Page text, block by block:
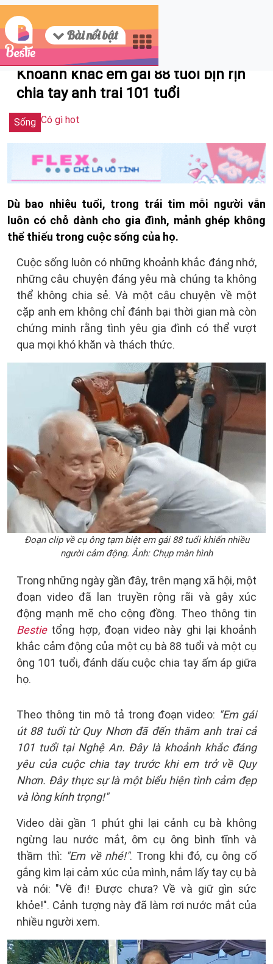
Bài nổi bật
10/11/2023 15:34
Khoảnh khắc em gái 88 tuổi bịn rịn
chia tay anh trai 101 tuổi
Sống Có gì hot
Dù bao nhiêu tuổi, trong trái tim mỗi người vẫn
luôn có chỗ dành cho gia đình, mảnh ghép không
thể thiếu trong cuộc sống của họ.
Cuộc sống luôn có những khoảnh khắc đáng nhớ,
những câu chuyện đáng yêu mà chúng ta không
thể không chia sẻ. Và một câu chuyện về một
cặp anh em không chỉ đánh bại thời gian mà còn
chứng minh rằng tình yêu gia đình có thể vượt
qua mọi khó khăn và thách thức.
Đoạn clip về cụ ông tạm biệt em gái 88 tuổi khiến nhiều
người cảm động. Ảnh: Chụp màn hình
Trong những ngày gần đây, trên mạng xã hội, một
đoạn video đã lan truyền rộng rãi và gây xúc
động mạnh mẽ cho cộng đồng. Theo thông tin
Bestietổng hợp, đoạn video này ghi lại khoảnh
khắc cảm động của một cụ bà 88 tuổi và một cụ
ông 101 tuổi, đánh dấu cuộc chia tay ấm áp giữa
họ.
Theo thông tin mô tả trong đoạn video: "Em gái
út 88 tuổi từ Quy Nhơn đã đến thăm anh trai cả
101 tuổi tại Nghệ An. Đây là khoảnh khắc đáng
yêu của cuộc chia tay trước khi em trở về Quy
Nhơn. Đây thực sự là một biểu hiện tình cảm đẹp
và lòng kính trọng!"
Video dài gần 1 phút ghi lại cảnh cụ bà không
ngừng lau nước mắt, ôm cụ ông bình tĩnh và
thầm thì: "Em về nhé!". Trong khi đó, cụ ông cố
gắng kìm lại cảm xúc của mình, nắm lấy tay cụ bà
và nói: "Về đi! Được chưa? Về và giữ gìn sức
khỏe!". Cảnh tượng này đã làm rơi nước mắt của
nhiều người xem.